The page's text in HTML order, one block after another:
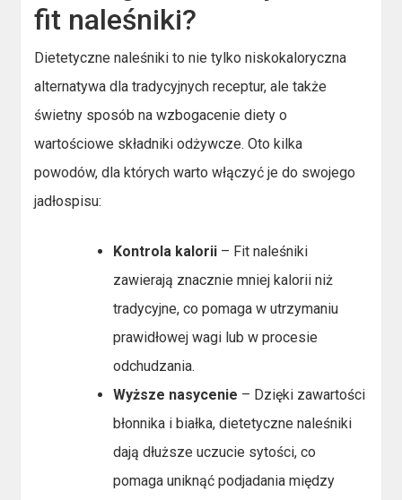
fit naleśniki?
Dietetyczne naleśniki to nie tylko niskokaloryczna
alternatywa dla tradycyjnych receptur, ale także
świetny sposób na wzbogacenie diety o
wartościowe składniki odżywcze. Oto kilka
powodów, dla których warto włączyć je do swojego
jadłospisu:
Kontrola kalorii – Fit naleśniki
zawierają znacznie mniej kalorii niż
tradycyjne, co pomaga w utrzymaniu
prawidłowej wagi lub w procesie
odchudzania.
Wyższe nasycenie – Dzięki zawartości
błonnika i białka, dietetyczne naleśniki
dają dłuższe uczucie sytości, co
pomaga uniknąć podjadania między